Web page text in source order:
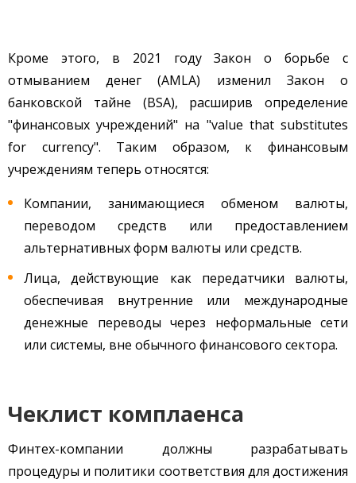
Кроме этого, в 2021 году Закон о борьбе с
отмыванием денег (AMLA) изменил Закон о
банковской тайне (BSA), расширив определение
"финансовых учреждений" на "value that substitutes
for currency". Таким образом, к финансовым
учреждениям теперь относятся:
Компании, занимающиеся обменом валюты,
переводом средств или предоставлением
альтернативных форм валюты или средств.
Лица, действующие как передатчики валюты,
обеспечивая внутренние или международные
денежные переводы через неформальные сети
или системы, вне обычного финансового сектора.
Чеклист комплаенса
Финтех-компании должны разрабатывать
процедуры и политики соответствия для достижения